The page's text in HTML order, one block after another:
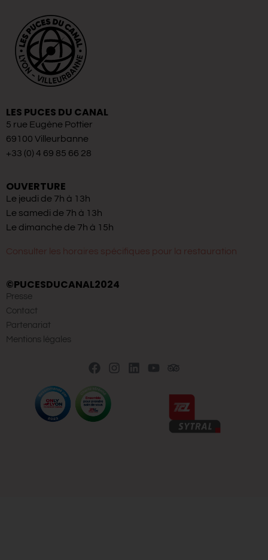
LES PUCES DU CANAL
5 rue Eugène Pottier
69100 Villeurbanne
+33 (0) 4 69 85 66 28
OUVERTURE
Le jeudi de 7h à 13h
Le samedi de 7h à 13h
Le dimanche de 7h à 15h
Consulter les horaires spécifiques pour la restauration
©PUCESDUCANAL2024
Presse
Contact
Partenariat
Mentions légales